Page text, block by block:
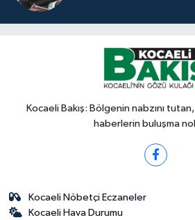
Kocaeli Bakış: Bölgenin nabzını
haberlerin buluşma
Kocaeli Nöbetçi Eczaneler
Kocaeli Hava Durumu